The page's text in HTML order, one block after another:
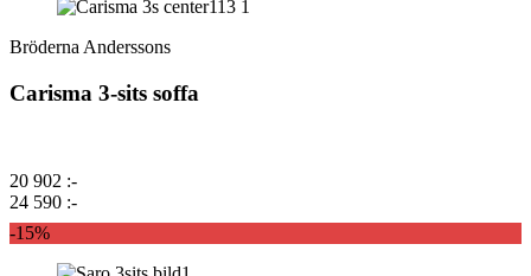
Bröderna Anderssons
Carisma 3-sits soffa
20 902 :-
24 590 :-
-15%